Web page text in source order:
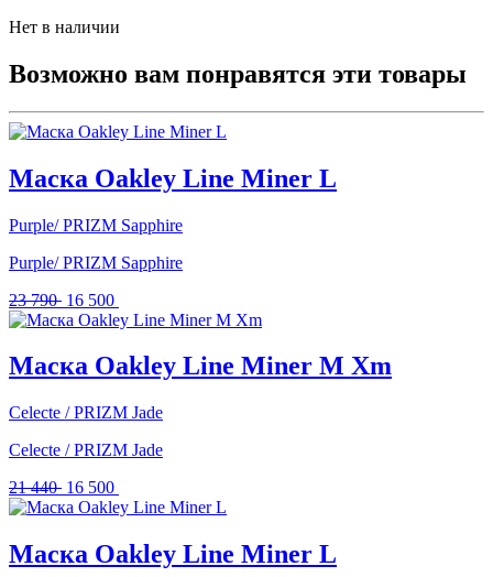
Нет в наличии
Возможно вам понравятся эти товары
Маска Oakley Line Miner L
Purple/ PRIZM Sapphire
Purple/ PRIZM Sapphire
23 790 Первоначальная
цена
23
790 .
16 500
цена:
500 .
Маска Oakley Line Miner M Xm
Celecte / PRIZM Jade
Celecte / PRIZM Jade
21 440 Первоначальная
цена
440 .
16 500
цена:
500 .
Маска Oakley Line Miner L